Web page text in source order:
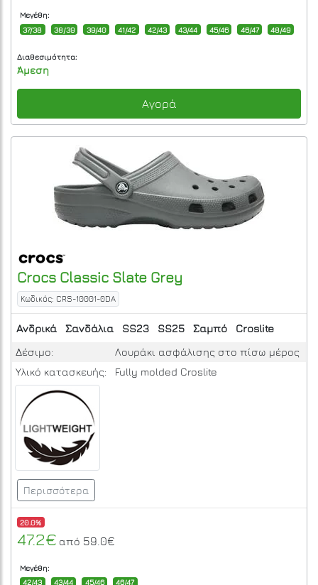
Μεγέθη:
37/38
38/39 39/40 41/42 42/43 43/44 45/46 46/47 48/49
Διαθεσιμότητα:
Άμεση
Αγορά
Crocs Classic Slate Grey
Κωδικός: CRS-10001-0DA
Ανδρικά Σανδάλια SS23 SS25 Σαμπό
Croslite
Δέσιμο:
Λουράκι ασφάλισης στο πίσω μέρος
Υλικό κατασκευής:
Fully molded Croslite
Περισσότερα
20.0%
47.2€ από 59.0€
Μεγέθη:
42/43
43/44 45/46 46/47